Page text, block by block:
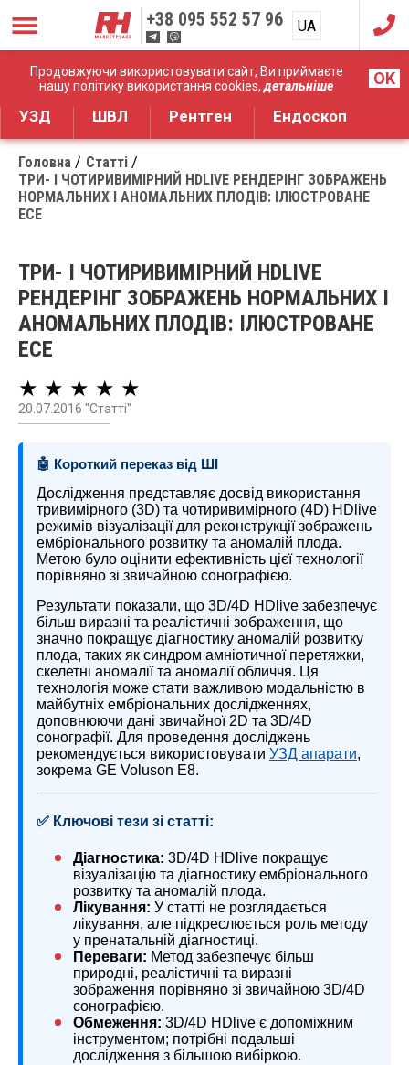
Продовжуючи використовувати сайт, Ви приймаєте
нашу політику використання cookies,детальніше OK
+38 095 552 57 96 UA
RU
Дистрибуція медичного обладнання
УЗД ШВЛ Рентген Ендоскоп
Головна
Статті
ТРИ- І ЧОТИРИВИМІРНИЙ HDLIVE РЕНДЕРІНГ ЗОБРАЖЕНЬ
НОРМАЛЬНИХ І АНОМАЛЬНИХ ПЛОДІВ: ІЛЮСТРОВАНЕ
ЕСЕ
ТРИ- І ЧОТИРИВИМІРНИЙ HDLIVE
РЕНДЕРІНГ ЗОБРАЖЕНЬ НОРМАЛЬНИХ І
АНОМАЛЬНИХ ПЛОДІВ: ІЛЮСТРОВАНЕ
ЕСЕ
★ ★ ★ ★ ★
20.07.2016 "Статті"
🤖 Короткий переказ від ШІ
Дослідження представляє досвід використання
тривимірного (3D) та чотиривимірного (4D) HDlive
режимів візуалізації для реконструкції зображень
ембріонального розвитку та аномалій плода.
Метою було оцінити ефективність цієї технології
порівняно зі звичайною сонографією.
Результати показали, що 3D/4D HDlive забезпечує
більш виразні та реалістичні зображення, що
значно покращує діагностику аномалій розвитку
плода, таких як синдром амніотичної перетяжки,
скелетні аномалії та аномалії обличчя. Ця
технологія може стати важливою модальністю в
майбутніх ембріональних дослідженнях,
доповнюючи дані звичайної 2D та 3D/4D
сонографії. Для проведення досліджень
рекомендується використовувати УЗД апарати,
зокрема GE Voluson E8.
✅ Ключові тези зі статті:
Діагностика: 3D/4D HDlive покращує
візуалізацію та діагностику ембріонального
розвитку та аномалій плода.
Лікування: У статті не розглядається
лікування, але підкреслюється роль методу
у пренатальній діагностиці.
Переваги: Метод забезпечує більш
природні, реалістичні та виразні
зображення порівняно зі звичайною 3D/4D
сонографією.
Обмеження: 3D/4D HDlive є допоміжним
інструментом; потрібні подальші
дослідження з більшою вибіркою.